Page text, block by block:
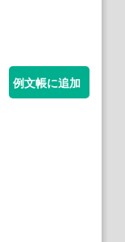
例文帳に追加